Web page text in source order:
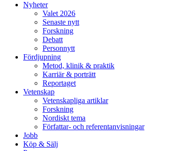
Nyheter
Valet 2026
Senaste nytt
Forskning
Debatt
Personnytt
Fördjupning
Metod, klinik & praktik
Karriär & porträtt
Reportaget
Vetenskap
Vetenskapliga artiklar
Forskning
Nordiskt tema
Författar- och referentanvisningar
Jobb
Köp & Sälj